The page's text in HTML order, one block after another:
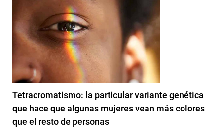
Tetracromatismo: la particular variante genética
que hace que algunas mujeres vean más colores
que el resto de personas